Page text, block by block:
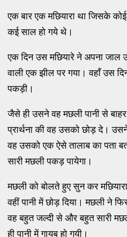
एक बार एक मछियारा था जिसके
कई साल हो गये थे।
एक दिन उस मछियारे ने अपना
वाली एक झील पर गया। वहाँ उस
पकड़ी।
जैसे ही उसने वह मछली पानी से
प्रार्थना की वह उसको छोड़ दे।
वह उसको एक ऐसे तालाब का पता
सारी मछली पकड़ पायेगा।
मछली को बोलते हुए सुन कर
वहीं पानी में छोड़ दिया। मछली ने
वह बहुत जल्दी से और बहुत सारी
ही पानी में गायब हो गयी।